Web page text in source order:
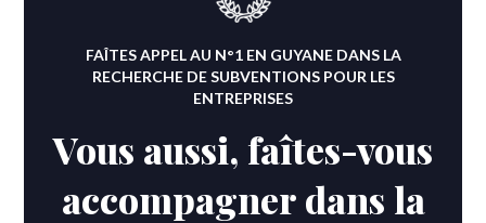
FAÎTES APPEL AU N°1 EN GUYANE DANS LA
RECHERCHE DE SUBVENTIONS POUR LES
ENTREPRISES
Vous aussi, faîtes-vous
accompagner dans la